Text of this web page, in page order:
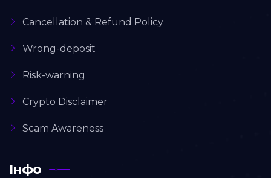
Cancellation & Refund Policy
Wrong-deposit
Risk-warning
Crypto Disclaimer
Scam Awareness
Інфо